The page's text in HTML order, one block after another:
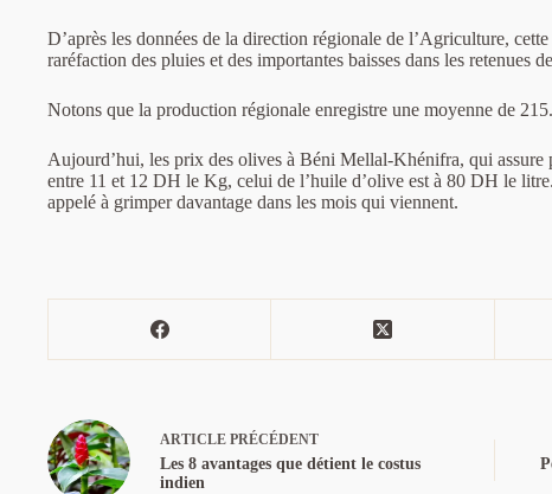
D’après les données de la direction régionale de l’Agriculture,
raréfaction des pluies et des importantes baisses dans les retenues
Notons que la production régionale enregistre une moyenne de
Aujourd’hui, les prix des olives à Béni Mellal-Khénifra, qui
entre 11 et 12 DH le Kg, celui de l’huile d’olive est à 80 DH le
appelé à grimper davantage dans les mois qui viennent.
ARTICLE PRÉCÉDENT
Les 8 avantages que détient le costus
indien